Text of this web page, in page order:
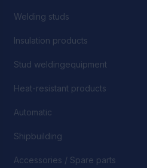
Welding studs
Insulation products
Stud weldingequipment
Heat-resistant products
Automatic
Shipbuilding
Accessories / Spare parts